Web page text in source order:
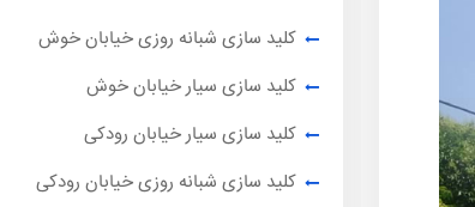
کلید سازی شبانه روزی خیابان خوش
کلید سازی سیار خیابان خوش
کلید سازی سیار خیابان رودکی
کلید سازی شبانه روزی خیابان رودکی